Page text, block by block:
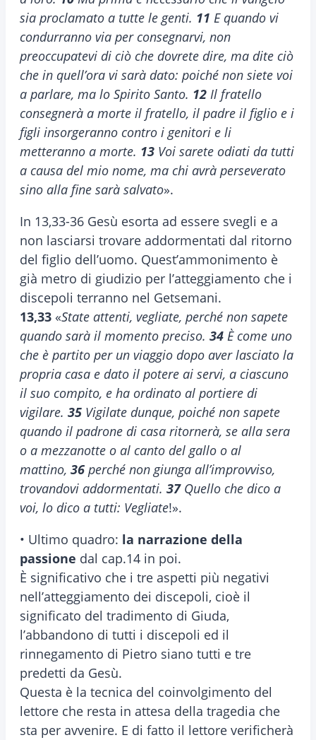
sia proclamato a tutte le genti. 11 E quando vi
condurranno via per consegnarvi, non
preoccupatevi di ciò che dovrete dire, ma dite ciò
che in quell’ora vi sarà dato: poiché non siete voi
a parlare, ma lo Spirito Santo. 12 Il fratello
consegnerà a morte il fratello, il padre il figlio e i
figli insorgeranno contro i genitori e li
metteranno a morte. 13 Voi sarete odiati da tutti
a causa del mio nome, ma chi avrà perseverato
sino alla fine sarà salvato».
In 13,33-36 Gesù esorta ad essere svegli e a
non lasciarsi trovare addormentati dal ritorno
del figlio dell’uomo. Quest’ammonimento è
già metro di giudizio per l’atteggiamento che i
discepoli terranno nel Getsemani.
13,33 «State attenti, vegliate, perché non sapete
quando sarà il momento preciso. 34 È come uno
che è partito per un viaggio dopo aver lasciato la
propria casa e dato il potere ai servi, a ciascuno
il suo compito, e ha ordinato al portiere di
vigilare. 35 Vigilate dunque, poiché non sapete
quando il padrone di casa ritornerà, se alla sera
o a mezzanotte o al canto del gallo o al
mattino, 36 perché non giunga all’improvviso,
trovandovi addormentati. 37Quello che dico a
voi, lo dico a tutti: Vegliate!».
• Ultimo quadro: la narrazione della
passione dal cap.14 in poi.
È significativo che i tre aspetti più negativi
nell’atteggiamento dei discepoli, cioè il
significato del tradimento di Giuda,
l’abbandono di tutti i discepoli ed il
rinnegamento di Pietro siano tutti e tre
predetti da Gesù.
Questa è la tecnica del coinvolgimento del
lettore che resta in attesa della tragedia che
sta per avvenire. E di fatto il lettore verificherà